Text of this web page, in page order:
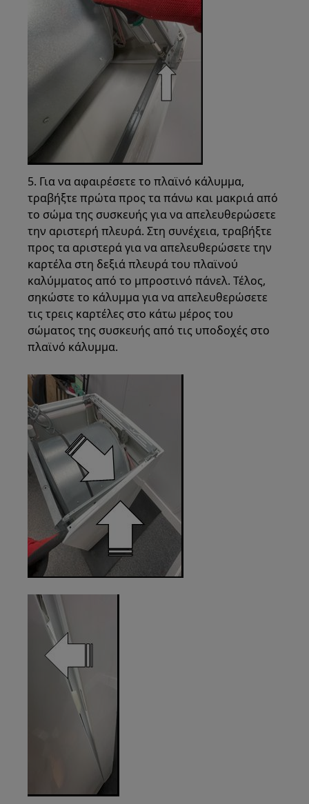
5. Για να αφαιρέσετε το πλαϊνό κάλυμμα,
τραβήξτε πρώτα προς τα πάνω και μακριά από
το σώμα της συσκευής για να απελευθερώσετε
την αριστερή πλευρά. Στη συνέχεια, τραβήξτε
προς τα αριστερά για να απελευθερώσετε την
καρτέλα στη δεξιά πλευρά του πλαϊνού
καλύμματος από το μπροστινό πάνελ. Τέλος,
σηκώστε το κάλυμμα για να απελευθερώσετε
τις τρεις καρτέλες στο κάτω μέρος του
σώματος της συσκευής από τις υποδοχές στο
πλαϊνό κάλυμμα.